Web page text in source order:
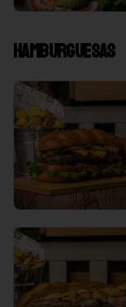
Hamburguesas